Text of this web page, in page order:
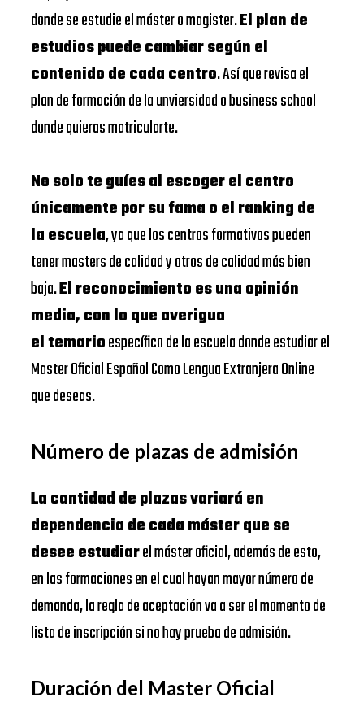
donde se estudie el máster o magister.El plan de
estudios puede cambiar según el
contenido de cada centro. Así que revisa el
plan de formación de la unviersidad o business school
donde quieras matricularte.
No solo te guíes al escoger el centro
únicamente por su fama o el ranking de
la escuela, ya que los centros formativos pueden
tener masters de calidad y otros de calidad más bien
baja.El reconocimiento es una opinión
media, con lo que averigua
el temarioespecífico de la escuela donde estudiar el
Master Oficial Español Como Lengua Extranjera Online
que deseas.
Número de plazas de admisión
La cantidad de plazas variará en
dependencia de cada máster que se
desee estudiarel máster oficial, además de esto,
en las formaciones en el cual hayan mayor número de
demanda, la regla de aceptación va a ser el momento de
lista de inscripción si no hay prueba de admisión.
Duración del Master Oficial